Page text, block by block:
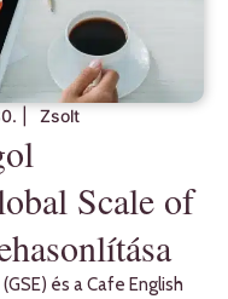
Zsolt
Scale of
és a Cafe English